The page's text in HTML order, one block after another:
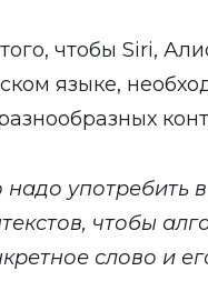
чтобы Siri,
языке,
употребить
чтобы
слово и